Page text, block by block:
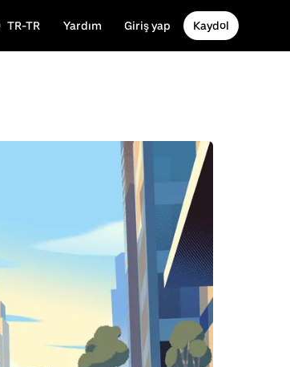
TR-TR Yardım Giriş yap Kaydol